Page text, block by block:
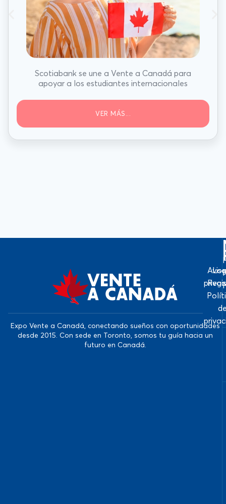
Scotiabank se une a Vente a Canadá para
apoyar a los estudiantes internacionales
VER MÁS...
Expo Vente a Canadá, conectando sueños con oportunidades
desde 2015. Con sede en Toronto, somos tu guía hacia un
futuro en Canadá.